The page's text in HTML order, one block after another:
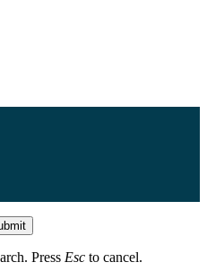
Press Esc to cancel.